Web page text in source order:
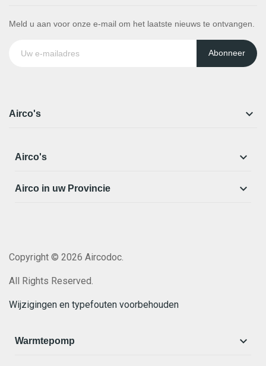
Meld u aan voor onze e-mail om het laatste nieuws te ontvangen.
Abonneer
Airco's 
Airco's 
Airco in uw Provincie 
Copyright © 2026 Aircodoc.
All Rights Reserved.
Wijzigingen en typefouten voorbehouden
Warmtepomp 